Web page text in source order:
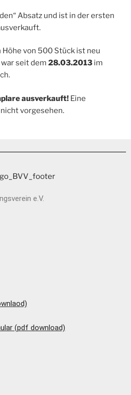
Absatz und ist in der ersten
Höhe von 500 Stück ist neu
seit dem 28.03.2013 im
ausverkauft! Eine
vorgesehen.
e.V.
(pdf download)